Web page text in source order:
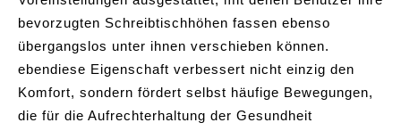
bevorzugten Schreibtischhöhen fassen ebenso
übergangslos unter ihnen verschieben können.
ebendiese Eigenschaft verbessert nicht einzig den
Komfort, sondern fördert selbst häufige Bewegungen,
die für die Aufrechterhaltung der Gesundheit